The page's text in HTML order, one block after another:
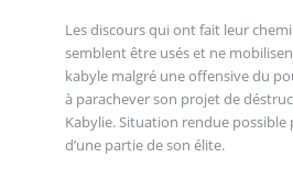
Les discours qui ont fait leur
semblent être usés et ne
kabyle malgré une offensive du
à parachever son projet de
Kabylie. Situation rendue
d’une partie de son élite.